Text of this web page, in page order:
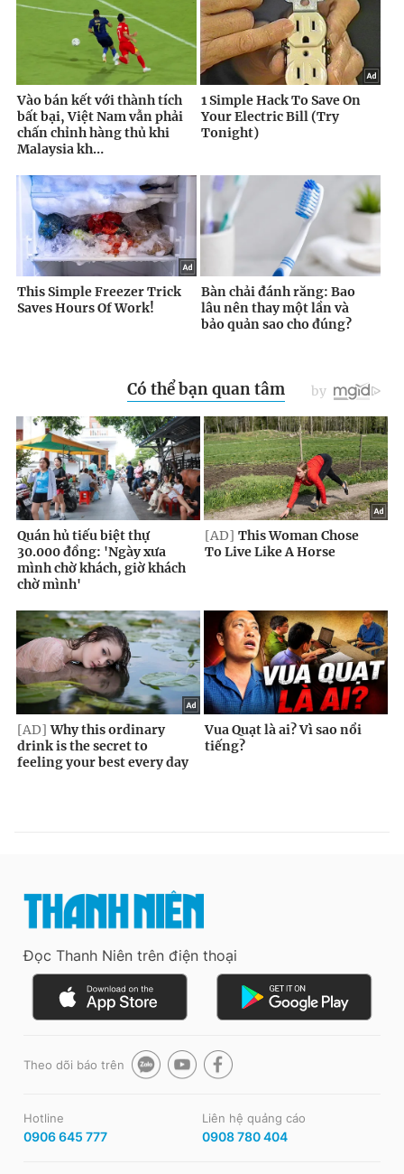
Đọc Thanh Niên trên điện thoại
Theo dõi báo trên
Hotline
0906 645 777
Liên hệ quảng cáo
0908 780 404